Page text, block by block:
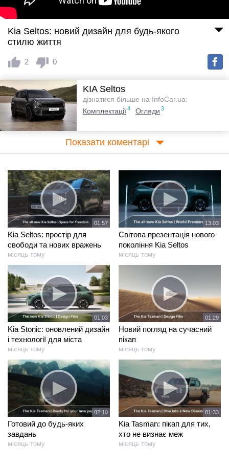
Kia Seltos: новий дизайн для будь-якого
стилю життя
2 0
KIA Seltos
дізнатися більше на InfoCar.ua:
Комплектації4 Огляди 3
Показати коментарі
01:57
Kia Seltos: простір для
свободи та нових вражень
місяць тому
13:03
Cвітова презентація нового
покоління Kia Seltos
місяць тому
01:03
Kia Stonic: оновлений дизайн
і технології для міста
місяць тому
01:29
Новий погляд на сучасний
пікап
місяць тому
02:10
Готовий до будь-яких
завдань
місяць тому
01:33
Kia Tasman: пікап для тих,
хто не визнає меж
місяць тому